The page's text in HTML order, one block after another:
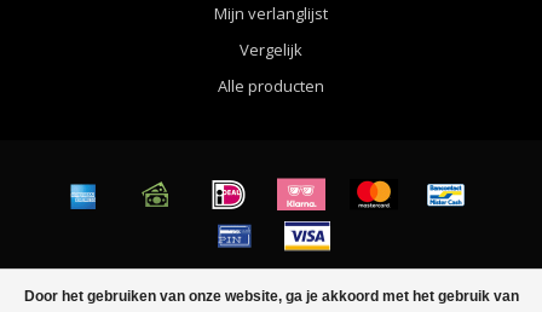
Door het gebruiken van onze website, ga je akkoord met het gebruik van
Mijn verlanglijst
Vergelijk
Alle producten
© Copyright 2026 Walther Apparel for Men - Powered byLightspeed-